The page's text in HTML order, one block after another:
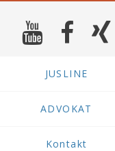
JUSLINE
ADVOKAT
Kontakt